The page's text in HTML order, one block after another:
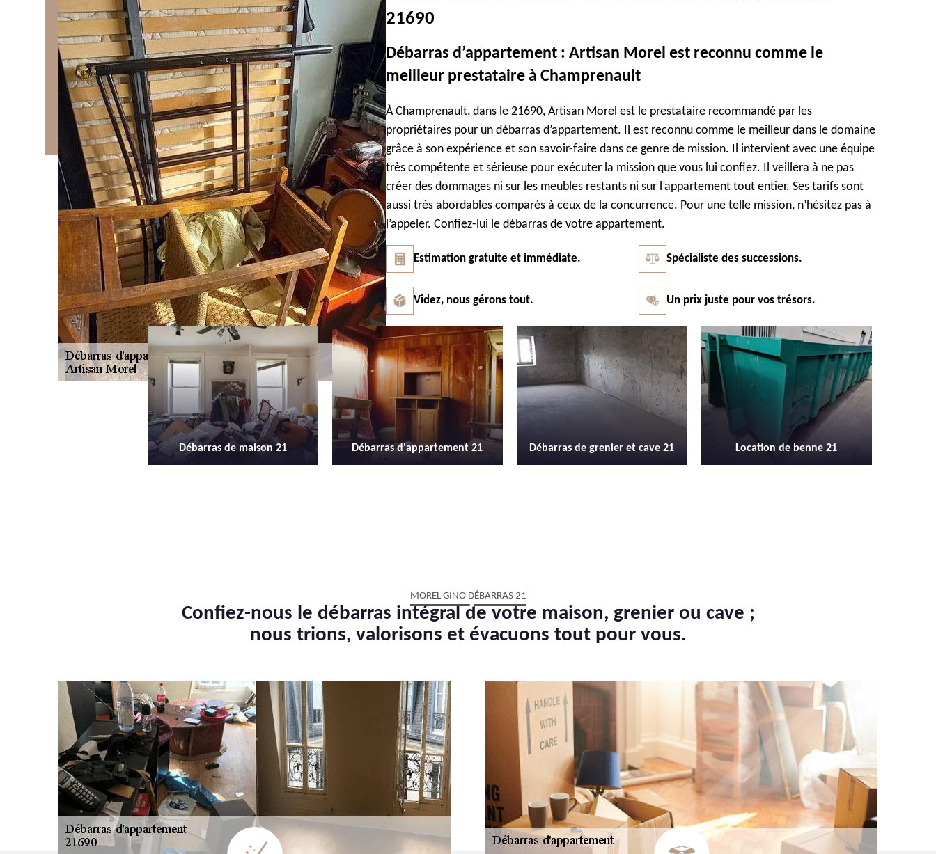
21690
Débarras d’appartement : Artisan Morel est reconnu comme le
meilleur prestataire à Champrenault
À Champrenault, dans le 21690, Artisan Morel est le prestataire recommandé par les
propriétaires pour un débarras d’appartement. Il est reconnu comme le meilleur dans le domaine
grâce à son expérience et son savoir-faire dans ce genre de mission. Il intervient avec une équipe
très compétente et sérieuse pour exécuter la mission que vous lui confiez. Il veillera à ne pas
créer des dommages ni sur les meubles restants ni sur l’appartement tout entier. Ses tarifs sont
aussi très abordables comparés à ceux de la concurrence. Pour une telle mission, n’hésitez pas à
l’appeler. Confiez-lui le débarras de votre appartement.
Estimation gratuite et immédiate. Spécialiste des successions.
Videz, nous gérons tout. Un prix juste pour vos trésors.
Débarras d'appartement 21 Débarras de grenier et cave 21 Location de benne 21
Vidage et débarras entreprise et
locaux industriel 21
MOREL GINO DÉBARRAS 21
Confiez-nous le débarras intégral de votre maison, grenier ou cave ;
nous trions, valorisons et évacuons tout pour vous.